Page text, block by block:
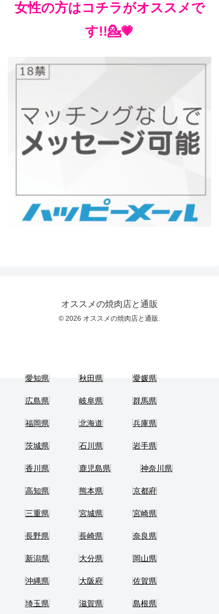
女性の方はコチラがオススメで
す!!💁💗
オススメの焼肉店と通販
© 2026 オススメの焼肉店と通販.
愛知県 秋田県 愛媛県
広島県 岐阜県 群馬県
福岡県 北海道 兵庫県
茨城県 石川県 岩手県
香川県 鹿児島県 神奈川県
高知県 熊本県 京都府
三重県 宮城県 宮崎県
長野県 長崎県 奈良県
新潟県 大分県 岡山県
沖縄県 大阪府 佐賀県
埼玉県 滋賀県 島根県